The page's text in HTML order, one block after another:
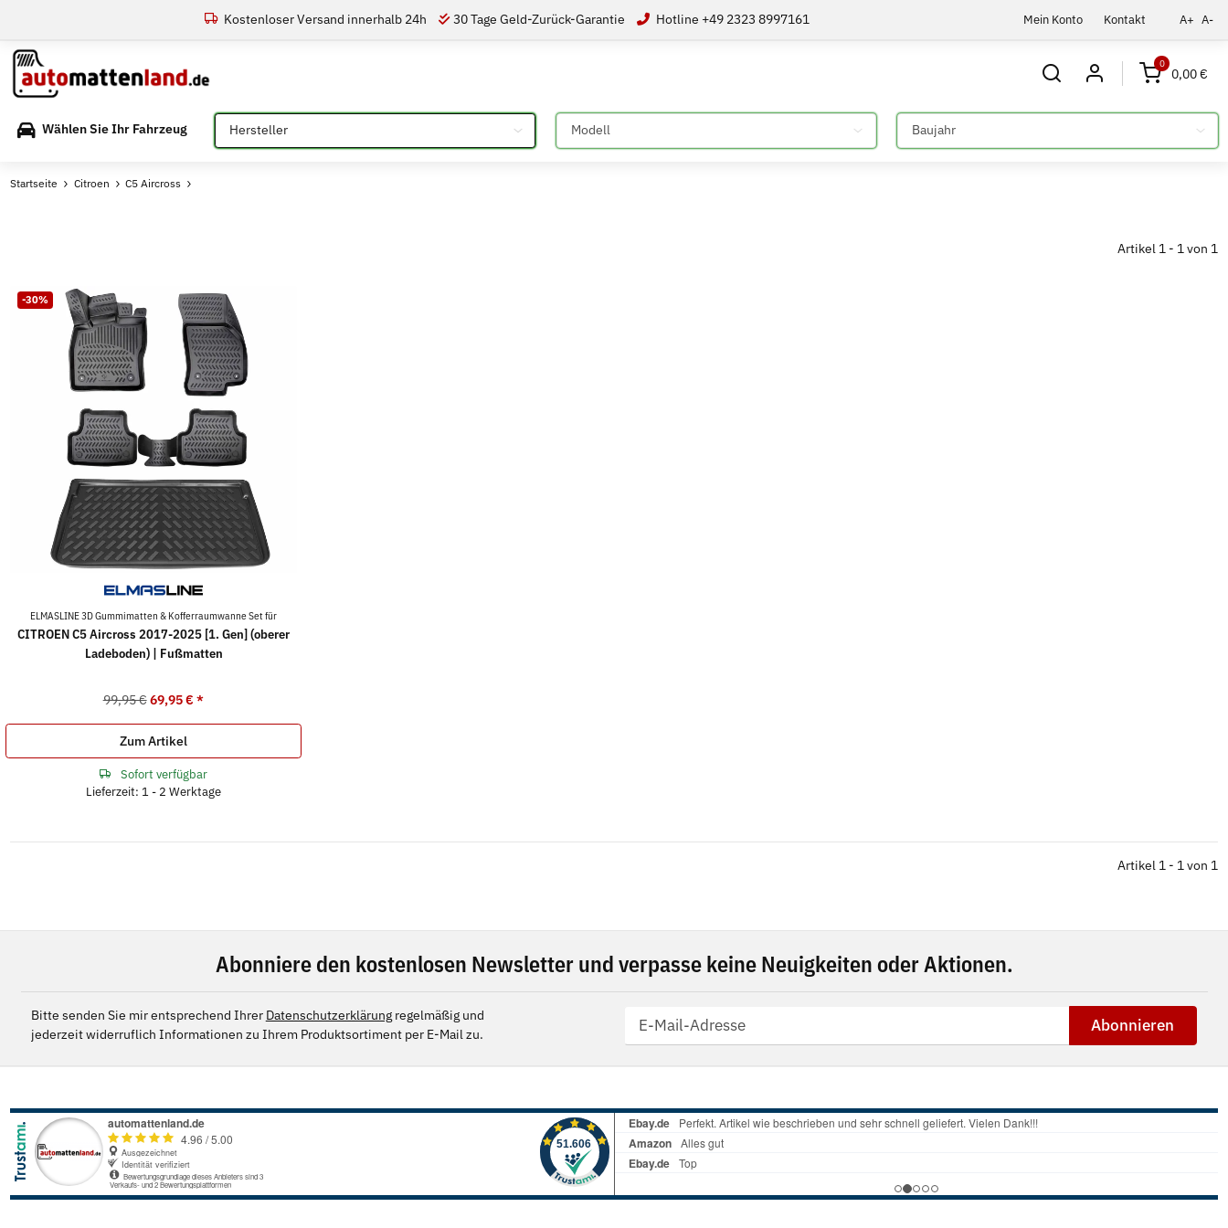
Mein Konto Kontakt A+ A-
Kostenloser Versand innerhalb 24h 30 Tage Geld-Zurück-Garantie Hotline +49 2323 8997161
0
0,00 €
Wählen Sie Ihr Fahrzeug Bitte auswählen Bitte auswählen Bitte auswählen
Startseite Citroen C5 Aircross
Artikel 1 - 1 von 1
-30%
ELMASLINE 3D Gummimatten & Kofferraumwanne Set für
CITROEN C5 Aircross 2017-2025 [1. Gen] (oberer
Ladeboden) | Fußmatten
99,95 € 69,95 €*
Zum Artikel
Sofort verfügbar
Lieferzeit: 1 - 2 Werktage
Artikel 1 - 1 von 1
Abonniere den kostenlosen Newsletter und verpasse keine Neuigkeiten oder Aktionen.
Bitte senden Sie mir entsprechend Ihrer Datenschutzerklärungregelmäßig und
jederzeit widerruflich Informationen zu Ihrem Produktsortiment per E-Mail zu.
Abonnieren